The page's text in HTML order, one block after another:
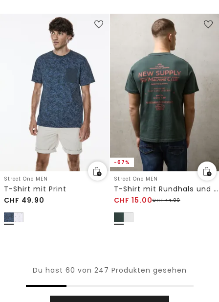
Street One MEN
T-Shirt mit Print
CHF 49.90
-67%
Street One MEN
T-Shirt mit Rundhals und Backprint
CHF 15.00CHF44.90
Du hast 60 von 247 Produkten gesehen